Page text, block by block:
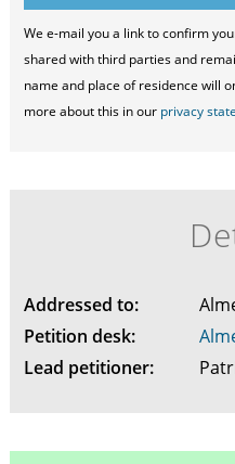
We e-mail you a link to confirm
shared with third parties and
name and place of residence will
more about this in our privacy
Addressed to:
Petition desk:
Lead petitioner: